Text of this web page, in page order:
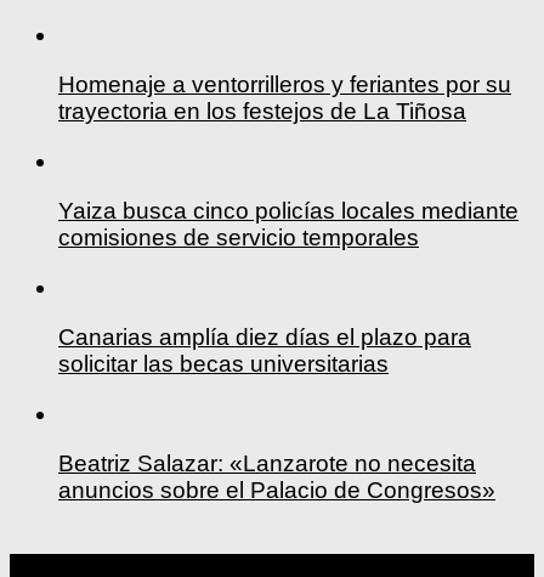
Homenaje a ventorrilleros y feriantes por su
trayectoria en los festejos de La Tiñosa
Yaiza busca cinco policías locales mediante
comisiones de servicio temporales
Canarias amplía diez días el plazo para
solicitar las becas universitarias
Beatriz Salazar: «Lanzarote no necesita
anuncios sobre el Palacio de Congresos»